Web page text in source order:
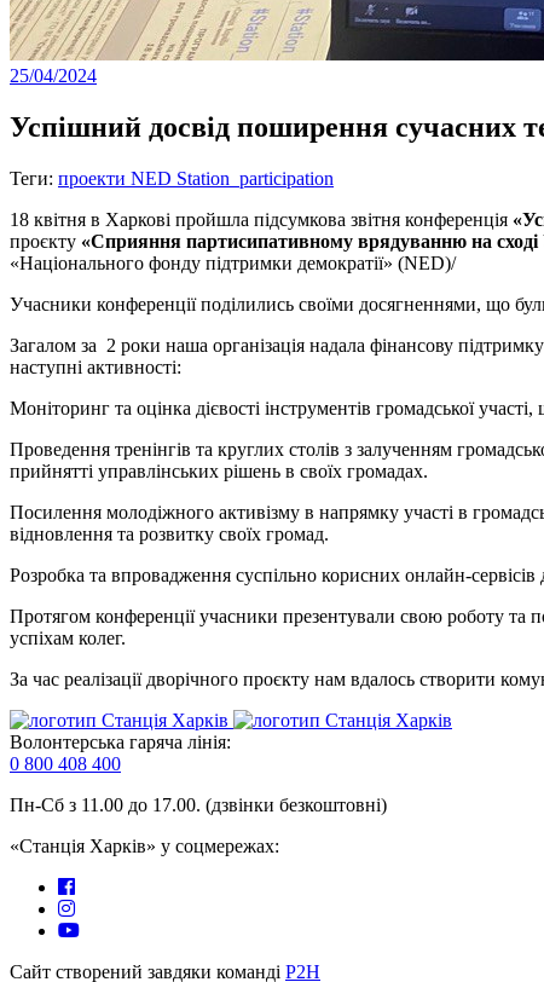
25/04/2024
Успішний досвід поширення сучасних
Теги: проекти NED Station_participation
18 квітня в Харкові пройшла підсумкова звітня конференція
проєкту «Сприяння партисипативному врядуванню на сході
«Національного фонду підтримки демократії» (NED)/
Учасники конференції поділились своїми досягненнями, що
Загалом за 2 роки наша організація надала фінансову
наступні активності:
Моніторинг та оцінка дієвості інструментів громадської
Проведення тренінгів та круглих столів з залученням
прийнятті управлінських рішень в своїх громадах.
Посилення молодіжного активізму в напрямку участі в
відновлення та розвитку своїх громад.
Розробка та впровадження суспільно корисних онлайн-
Протягом конференції учасники презентували свою роботу та
успіхам колег.
За час реалізації дворічного проєкту нам вдалось створити
Волонтерська гаряча лінія:
0 800 408 400
Пн-Сб з 11.00 до 17.00. (дзвінки безкоштовні)
«Станція Харків» у соцмережах:
Сайт створений завдяки команді P2H